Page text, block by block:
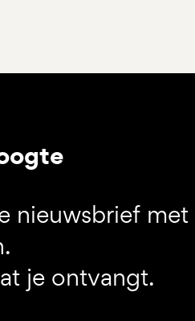
nieuwsbrief
je ontvangt.